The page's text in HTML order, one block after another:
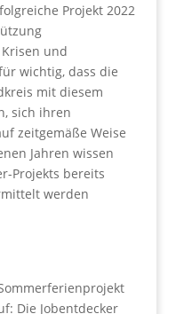
Projekt 2022
und
wichtig, dass die
mit diesem
sich ihren
zeitgemäße Weise
Jahren wissen
Projekts bereits
werden
Die Jobentdecker